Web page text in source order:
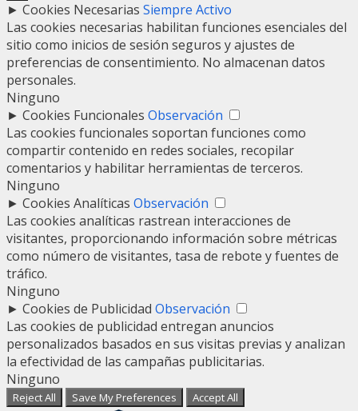
► Cookies Necesarias Siempre Activo
Las cookies necesarias habilitan funciones esenciales del
sitio como inicios de sesión seguros y ajustes de
preferencias de consentimiento. No almacenan datos
personales.
Ninguno
► Cookies Funcionales Observación
Las cookies funcionales soportan funciones como
compartir contenido en redes sociales, recopilar
comentarios y habilitar herramientas de terceros.
Ninguno
► Cookies Analíticas Observación
Las cookies analíticas rastrean interacciones de
visitantes, proporcionando información sobre métricas
como número de visitantes, tasa de rebote y fuentes de
tráfico.
Ninguno
► Cookies de Publicidad Observación
Las cookies de publicidad entregan anuncios
personalizados basados en sus visitas previas y analizan
la efectividad de las campañas publicitarias.
Ninguno
Reject All Save My Preferences Accept All